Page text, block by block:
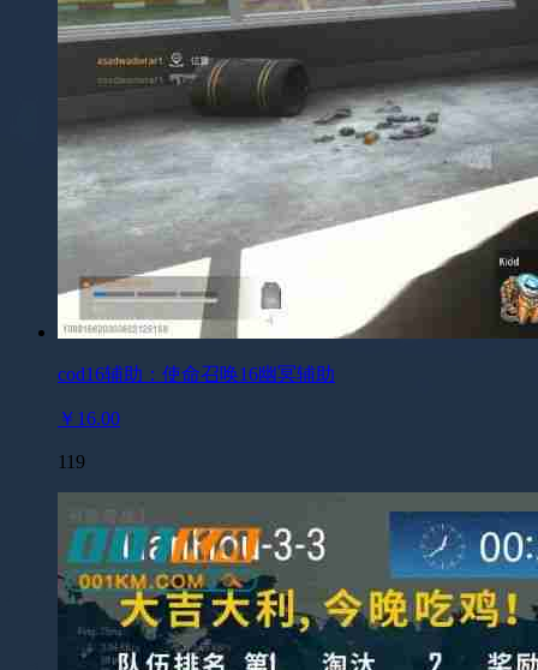
cod16辅助：使命召唤16幽冥辅助
￥16.00
119